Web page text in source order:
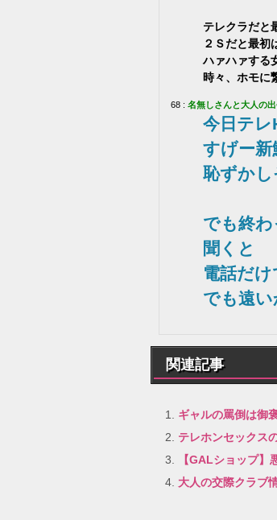
テレクラだと
２Ｓだと最初
ハァハァする
時々、ホモに
68 : 名無しさんと大人の
今日テレ
すげー新
恥ずかし
でも終
聞くと
電話だけ
でも遠い
関連記事
ギャルの罵倒は御
テレホンセックス
【GALショップ】
大人の交際クラブ